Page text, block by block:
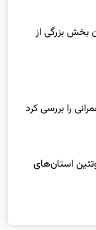
بزرگی از